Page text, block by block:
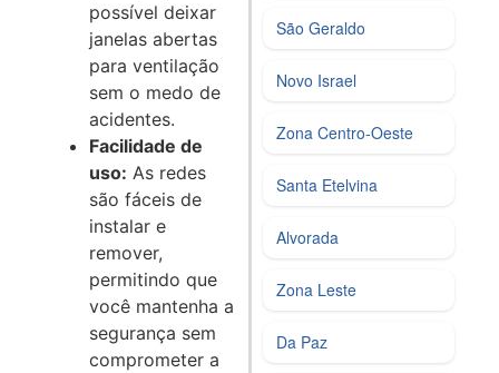
possível deixar
janelas abertas
para ventilação
sem o medo de
acidentes.
Facilidade de
uso: As redes
são fáceis de
instalar e
remover,
permitindo que
você mantenha a
segurança sem
comprometer a
São Geraldo
Novo Israel
Zona Centro‑Oeste
Santa Etelvina
Alvorada
Zona Leste
Da Paz